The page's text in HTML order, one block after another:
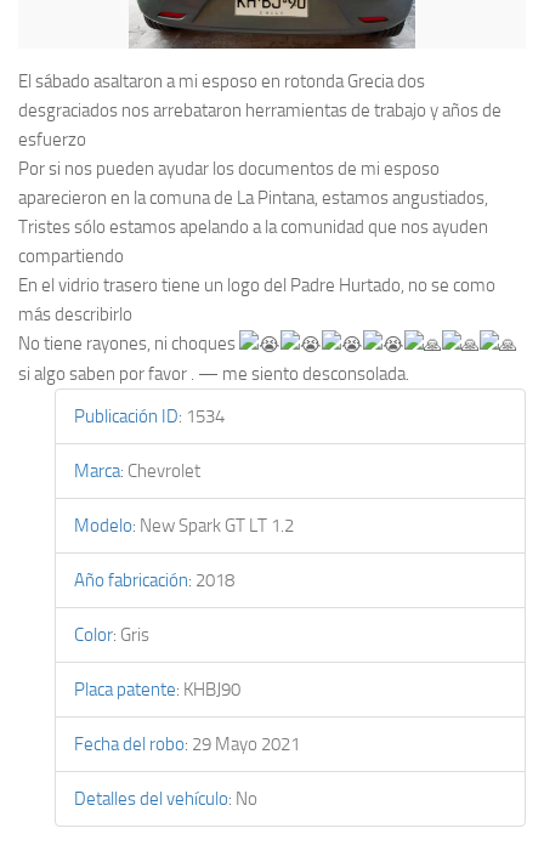
El sábado asaltaron a mi esposo en rotonda Grecia dos
desgraciados nos arrebataron herramientas de trabajo y años de
esfuerzo
Por si nos pueden ayudar los documentos de mi esposo
aparecieron en la comuna de La Pintana, estamos angustiados,
Tristes sólo estamos apelando a la comunidad que nos ayuden
compartiendo
En el vidrio trasero tiene un logo del Padre Hurtado, no se como
más describirlo
No tiene rayones, ni choques
si algo saben por favor . — me siento desconsolada.
Publicación ID: 1534
Marca: Chevrolet
Modelo: New Spark GT LT 1.2
Año fabricación: 2018
Color: Gris
Placa patente: KHBJ90
Fecha del robo: 29 Mayo 2021
Detalles del vehículo: No